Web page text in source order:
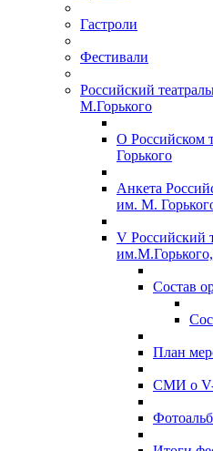
Гастроли
Фестивали
Российский
М.Горького
О Российском
Горького
Анкета
им. М.
V Российский
Состав
План
СМИ о V-